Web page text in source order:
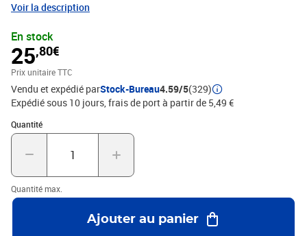
inaltérables et d'eau, conçu pour marquer, tracer, écrire, dessiner
l'acrylique est couvrante, opaque et d'aspect mat.Sans alcool,
sans solvant, elle est inodore, sèche rapidement et ne traverse pas
le papierPOSCA est un marqueur tout support, permanent sur
presque toutes les surfaces, il est effaçable sur les surfaces lisses
telles que le verreLes couleurs POSCA sont resistantes, miscibles
et aquarellables avant séchage et superposables une fois
sèchePlus de 40 couleurs disponibles, PHOTOS NON
CONTRACTUELLES
Voir la description
En stock
25,80€
Prix unitaire TTC
Vendu et expédié parStock-Bureau4.59/5(329)
Expédié sous 10 jours, frais de port à partir de 5,49 €
Quantité
Quantité : 1
Quantité max.
Ajouter au panier